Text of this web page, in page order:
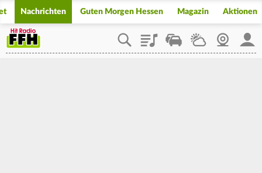
Nachrichten Guten Morgen Hessen Magazin Aktionen
PlaylistStaupilotWetterWebcam